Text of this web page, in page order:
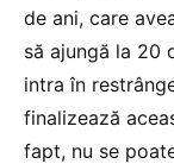
de ani, care
să ajungă la 20
intra în
finalizează
fapt, nu se